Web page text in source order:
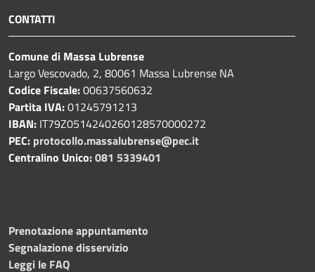
CONTATTI
Comune di Massa Lubrense
Largo Vescovado, 2, 80061 Massa Lubrense NA
Codice Fiscale:00637560632
Partita IVA:01245791213
IBAN: IT79Z0514240260128570000272
PEC: protocollo.massalubrense@pec.it
Centralino Unico:081 5339401
Prenotazione appuntamento
Segnalazione disservizio
Leggi le FAQ